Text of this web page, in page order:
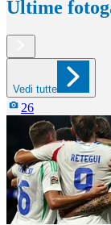
Ultime
Vedi tutte
26